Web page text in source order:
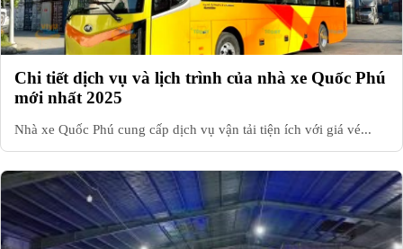
Chi tiết dịch vụ và lịch trình của nhà xe Quốc Phú
mới nhất 2025
Nhà xe Quốc Phú cung cấp dịch vụ vận tải tiện ích với giá vé...